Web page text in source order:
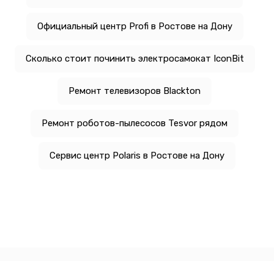
Официальный центр Profi в Ростове на Дону
Сколько стоит починить электросамокат IconBit
Ремонт телевизоров Blackton
Ремонт роботов-пылесосов Tesvor рядом
Сервис центр Polaris в Ростове на Дону